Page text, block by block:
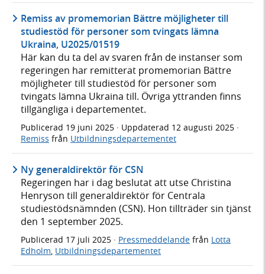
Remiss av promemorian Bättre möjligheter till
studiestöd för personer som tvingats lämna
Ukraina, U2025/01519
Här kan du ta del av svaren från de instanser som
regeringen har remitterat promemorian Bättre
möjligheter till studiestöd för personer som
tvingats lämna Ukraina till. Övriga yttranden finns
tillgängliga i departementet.
Publicerad 19 juni 2025 · Uppdaterad 12 augusti 2025 ·
Remiss från Utbildningsdepartementet
Ny generaldirektör för CSN
Regeringen har i dag beslutat att utse Christina
Henryson till generaldirektör för Centrala
studiestödsnämnden (CSN). Hon tillträder sin tjänst
den 1 september 2025.
Publicerad 17 juli 2025 · Pressmeddelande från Lotta
Edholm Utbildningsdepartementet